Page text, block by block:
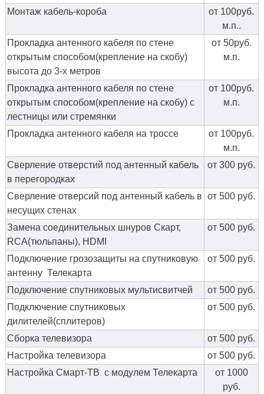
Монтаж кабель-короба
от 100руб.
м.п..
Прокладка антенного кабеля по стене
открытым способом(крепление на скобу)
высота до 3-х метров
от 50руб.
м.п.
Прокладка антенного кабеля по стене
открытым способом(крепление на скобу) с
лестницы или стремянки
от 100руб.
м.п.
Прокладка антенного кабеля на троссе
от 100руб.
м.п.
Сверление отверстий под антенный кабель
в перегородках
от 300 руб.
Сверление отверсий под антенный кабель в
несущих стенах
от 500 руб.
Замена соединительных шнуров Скарт,
RCA(тюльпаны), HDMI
от 500 руб.
Подключение грозозащиты на спутниковую
антенну Телекарта
от 500 руб.
Подключение спутниковых мультисвитчей
от 500 руб.
Подключение спутниковых
дилителей(сплитеров)
от 500 руб.
Сборка телевизора
от 500 руб.
Настройка телевизора
от 500 руб.
Настройка Смарт-ТВ с модулем Телекарта
от 1000
руб.